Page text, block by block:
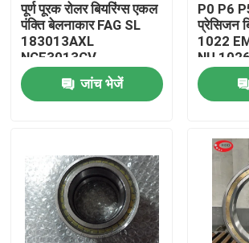
उत्पादों
पूर्ण पूरक रोलर बियरिंग्स एकल
पंक्ति बेलनाकार FAG SL
183013AXL
NCF3013CV
जांच भेजें
P0 P6
प्रेसिजन
1022
NU